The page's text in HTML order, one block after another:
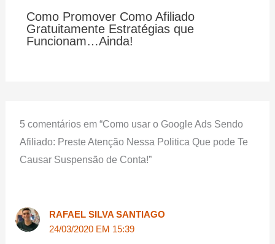
Como Promover Como Afiliado
Gratuitamente Estratégias que
Funcionam…Ainda!
5 comentários em “Como usar o Google Ads Sendo
Afiliado: Preste Atenção Nessa Politica Que pode Te
Causar Suspensão de Conta!”
RAFAEL SILVA SANTIAGO
24/03/2020 EM 15:39